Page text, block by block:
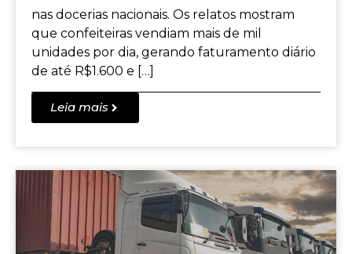
nas docerias nacionais. Os relatos mostram
que confeiteiras vendiam mais de mil
unidades por dia, gerando faturamento diário
de até R$1.600 e […]
Leia mais